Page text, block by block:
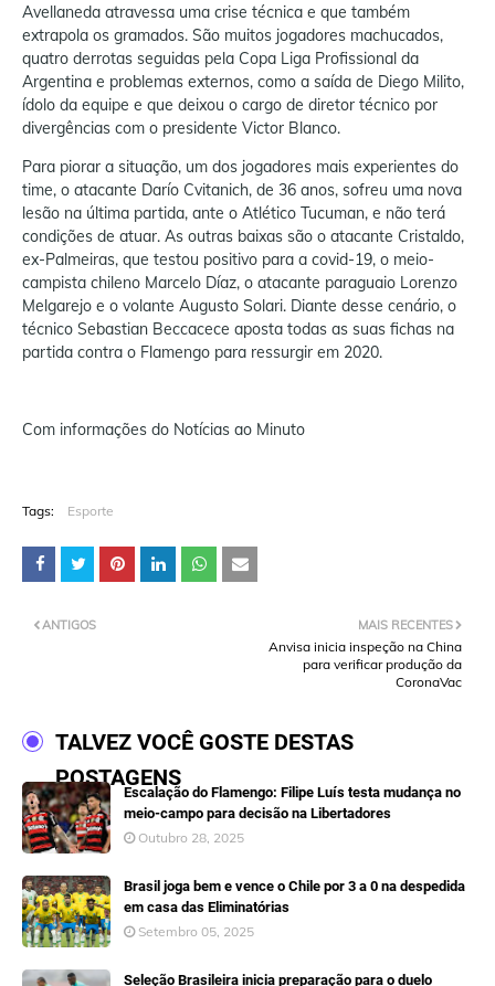
Avellaneda atravessa uma crise técnica e que também
extrapola os gramados. São muitos jogadores machucados,
quatro derrotas seguidas pela Copa Liga Profissional da
Argentina e problemas externos, como a saída de Diego Milito,
ídolo da equipe e que deixou o cargo de diretor técnico por
divergências com o presidente Victor Blanco.
Para piorar a situação, um dos jogadores mais experientes do
time, o atacante Darío Cvitanich, de 36 anos, sofreu uma nova
lesão na última partida, ante o Atlético Tucuman, e não terá
condições de atuar. As outras baixas são o atacante Cristaldo,
ex-Palmeiras, que testou positivo para a covid-19, o meio-
campista chileno Marcelo Díaz, o atacante paraguaio Lorenzo
Melgarejo e o volante Augusto Solari. Diante desse cenário, o
técnico Sebastian Beccacece aposta todas as suas fichas na
partida contra o Flamengo para ressurgir em 2020.
Com informações do Notícias ao Minuto
Tags: Esporte
MAIS RECENTES
Anvisa inicia inspeção na China
para verificar produção da
CoronaVac
ANTIGOS
TALVEZ VOCÊ GOSTE DESTAS
POSTAGENS
Escalação do Flamengo: Filipe Luís testa mudança no
meio-campo para decisão na Libertadores
Outubro 28, 2025
Brasil joga bem e vence o Chile por 3 a 0 na despedida
em casa das Eliminatórias
Setembro 05, 2025
Seleção Brasileira inicia preparação para o duelo